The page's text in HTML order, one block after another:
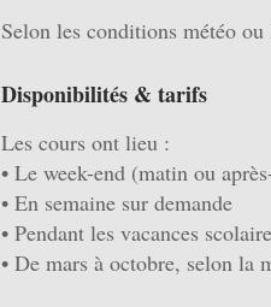
Selon les conditions météo
Disponibilités & tarifs
Les cours ont lieu :
• Le week-end (matin ou
• En semaine sur demande
• Pendant les vacances
• De mars à octobre, selon la